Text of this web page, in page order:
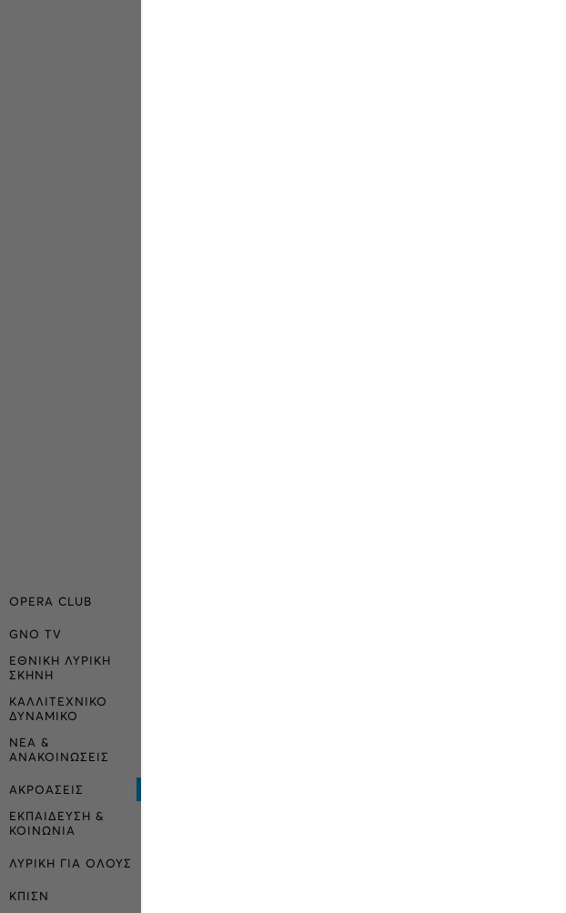
OPERA CLUB
GNO TV
ΕΘΝΙΚΗ ΛΥΡΙΚΗ
ΣΚΗΝΗ
ΚΑΛΛΙΤΕΧΝΙΚΟ
ΔΥΝΑΜΙΚΟ
ΝΕΑ &
ΑΝΑΚΟΙΝΩΣΕΙΣ
ΑΚΡΟΑΣΕΙΣ
ΕΚΠΑΙΔΕΥΣΗ &
ΚΟΙΝΩΝΙΑ
ΛΥΡΙΚΗ ΓΙΑ ΟΛΟΥΣ
ΚΠΙΣΝ